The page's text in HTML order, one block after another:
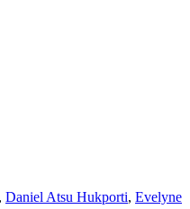
, Daniel Atsu Hukporti, Evelyne